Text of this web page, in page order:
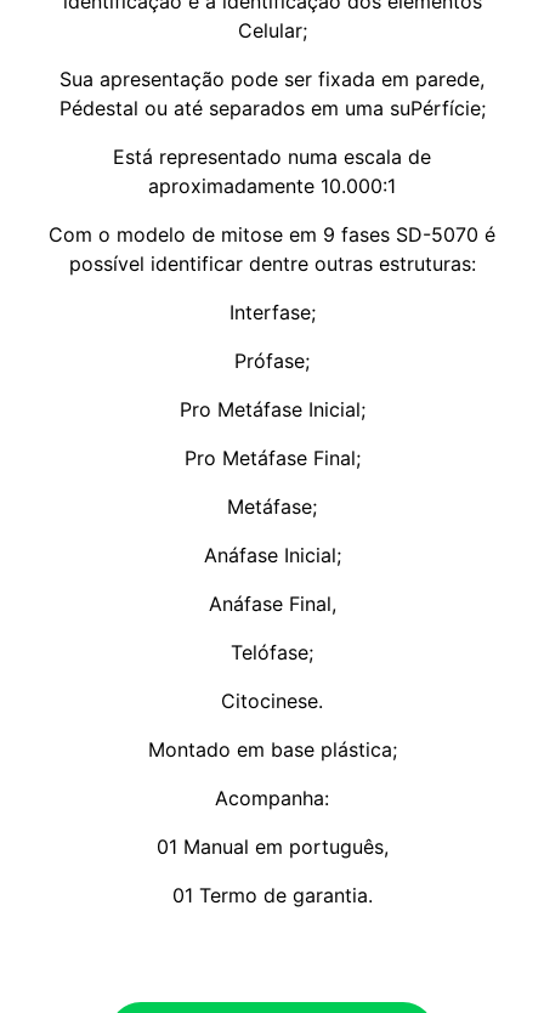
Celular;
Sua apresentação pode ser fixada em parede,
Pédestal ou até separados em uma suPérfície;
Está representado numa escala de
aproximadamente 10.000:1
Com o modelo de mitose em 9 fases SD-5070 é
possível identificar dentre outras estruturas:
Interfase;
Prófase;
Pro Metáfase Inicial;
Pro Metáfase Final;
Metáfase;
Anáfase Inicial;
Anáfase Final,
Telófase;
Citocinese.
Montado em base plástica;
Acompanha:
01 Manual em português,
01 Termo de garantia.